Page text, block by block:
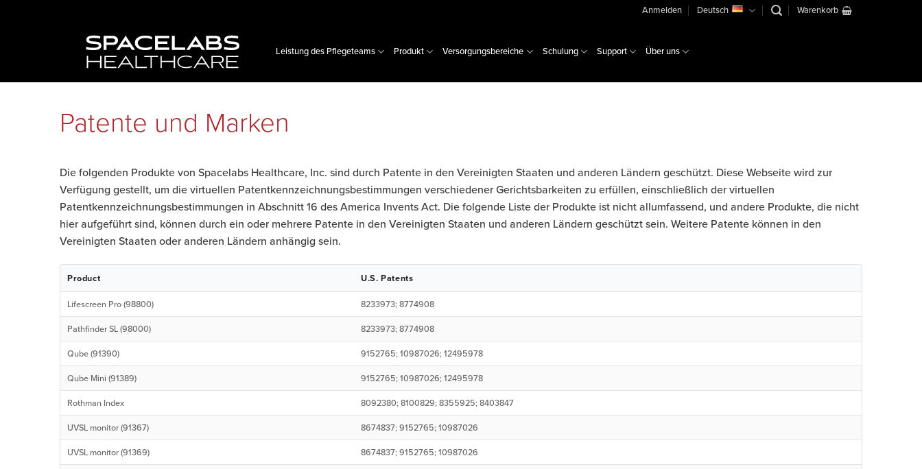
Anmelden Deutsch Warenkorb
Leistung des Pflegeteams Produkt Versorgungsbereiche Schulung Support Über uns
Patente und Marken
Die folgenden Produkte von Spacelabs Healthcare, Inc. sind durch Patente in den Vereinigten Staaten und anderen Ländern geschützt. Diese Webseite wird zur
Verfügung gestellt, um die virtuellen Patentkennzeichnungsbestimmungen verschiedener Gerichtsbarkeiten zu erfüllen, einschließlich der virtuellen
Patentkennzeichnungsbestimmungen in Abschnitt 16 des America Invents Act. Die folgende Liste der Produkte ist nicht allumfassend, und andere Produkte, die nicht
hier aufgeführt sind, können durch ein oder mehrere Patente in den Vereinigten Staaten und anderen Ländern geschützt sein. Weitere Patente können in den
Vereinigten Staaten oder anderen Ländern anhängig sein.
Product
U.S. Patents
Lifescreen Pro (98800)
8233973; 8774908
Pathfinder SL (98000)
8233973; 8774908
Qube (91390)
9152765; 10987026; 12495978
Qube Mini (91389)
9152765; 10987026; 12495978
Rothman Index
8092380; 8100829; 8355925; 8403847
UVSL monitor (91367)
8674837; 9152765; 10987026
UVSL monitor (91369)
8674837; 9152765; 10987026